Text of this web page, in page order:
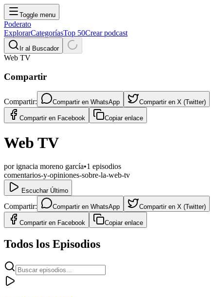
Toggle menu
Poderato
ExplorarCategoríasTop 50Crear podcast
Ir al Buscador
Web TV
Compartir
Compartir: Compartir en WhatsApp Compartir en X (Twitter)
Compartir en Facebook Copiar enlace
Web TV
porignacia moreno garcía•1 episodios
comentarios-y-opiniones-sobre-la-web-tv
Escuchar Último
Compartir: Compartir en WhatsApp Compartir en X (Twitter)
Compartir en Facebook Copiar enlace
Todos los Episodios